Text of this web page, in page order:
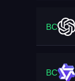
ВС
ВС